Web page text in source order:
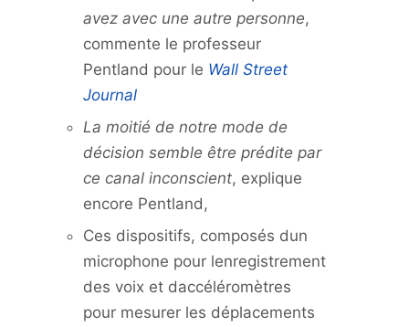
avez avec une autre personne,
commente le professeur
Pentland pour le Wall Street
Journal
La moitié de notre mode de
décision semble être prédite par
ce canal inconscient, explique
encore Pentland,
Ces dispositifs, composés dun
microphone pour lenregistrement
des voix et daccéléromètres
pour mesurer les déplacements